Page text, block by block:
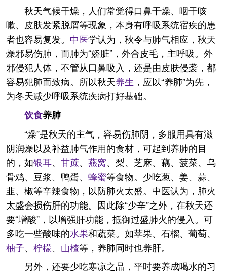
秋天气候干燥，人们常觉得口鼻干燥、咽干咳
嗽、皮肤发紧脱屑等现象，本身有呼吸系统宿疾的患
者也容易复发。 中医学认为，秋令与肺气相应，秋天
燥邪易伤肺，而肺为“娇脏”，外合皮毛，主呼吸。外
邪侵犯人体，不管从口鼻吸入，还是由皮肤侵袭，都
容易犯肺而致病。所以秋天养生 ，应以“养肺”为先，
为冬天减少呼吸系统疾病打好基础。
饮食养肺
“燥”是秋天的主气，容易伤肺阴，多服用具有滋
阴润燥以及补益肺气作用的食材，可起到养肺的目
的，如银耳、 甘蔗、 燕窝、梨、芝麻、藕、菠菜、乌
骨鸡、豆浆、鸭蛋、 蜂蜜等食物。少吃葱、姜、蒜、
韭、椒等辛辣食物，以防肺火太盛。中医认为，肺火
太盛会损伤肝的功能。因此除“少辛”之外，在秋天还
要“增酸”，以增强肝功能，抵御过盛肺火的侵入。可
多吃一些酸味的水果和蔬菜。如苹果、石榴、葡萄、
柚子、 柠檬、 山楂等，养肺同时也养肝。
另外，还要少吃寒凉之品，平时要养成喝水的习